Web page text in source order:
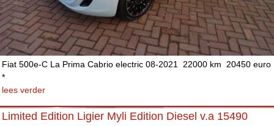
Fiat 500e-C La Prima Cabrio electric 08-2021 22000 km 20450 euro
*
lees verder
Limited Edition Ligier Myli Edition Diesel v.a 15490